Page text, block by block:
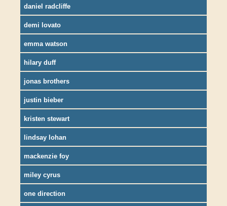
daniel radcliffe
demi lovato
emma watson
hilary duff
jonas brothers
justin bieber
kristen stewart
lindsay lohan
mackenzie foy
miley cyrus
one direction